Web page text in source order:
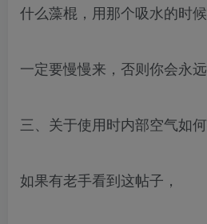
什么藻棍，用那个吸水的时
一定要慢慢来，否则你会永
三、关于使用时内部空气如何
如果有老手看到这帖子，